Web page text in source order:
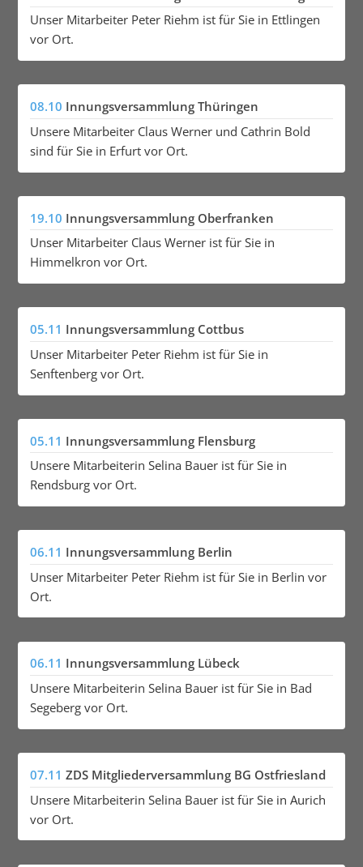
Unser Mitarbeiter Peter Riehm ist für Sie in Ettlingen
vor Ort.
08.10 Innungsversammlung Thüringen
Unsere Mitarbeiter Claus Werner und Cathrin Bold
sind für Sie in Erfurt vor Ort.
19.10 Innungsversammlung Oberfranken
Unser Mitarbeiter Claus Werner ist für Sie in
Himmelkron vor Ort.
05.11 Innungsversammlung Cottbus
Unser Mitarbeiter Peter Riehm ist für Sie in
Senftenberg vor Ort.
05.11 Innungsversammlung Flensburg
Unsere Mitarbeiterin Selina Bauer ist für Sie in
Rendsburg vor Ort.
06.11 Innungsversammlung Berlin
Unser Mitarbeiter Peter Riehm ist für Sie in Berlin vor
Ort.
06.11 Innungsversammlung Lübeck
Unsere Mitarbeiterin Selina Bauer ist für Sie in Bad
Segeberg vor Ort.
07.11 ZDS Mitgliederversammlung BG Ostfriesland
Unsere Mitarbeiterin Selina Bauer ist für Sie in Aurich
vor Ort.